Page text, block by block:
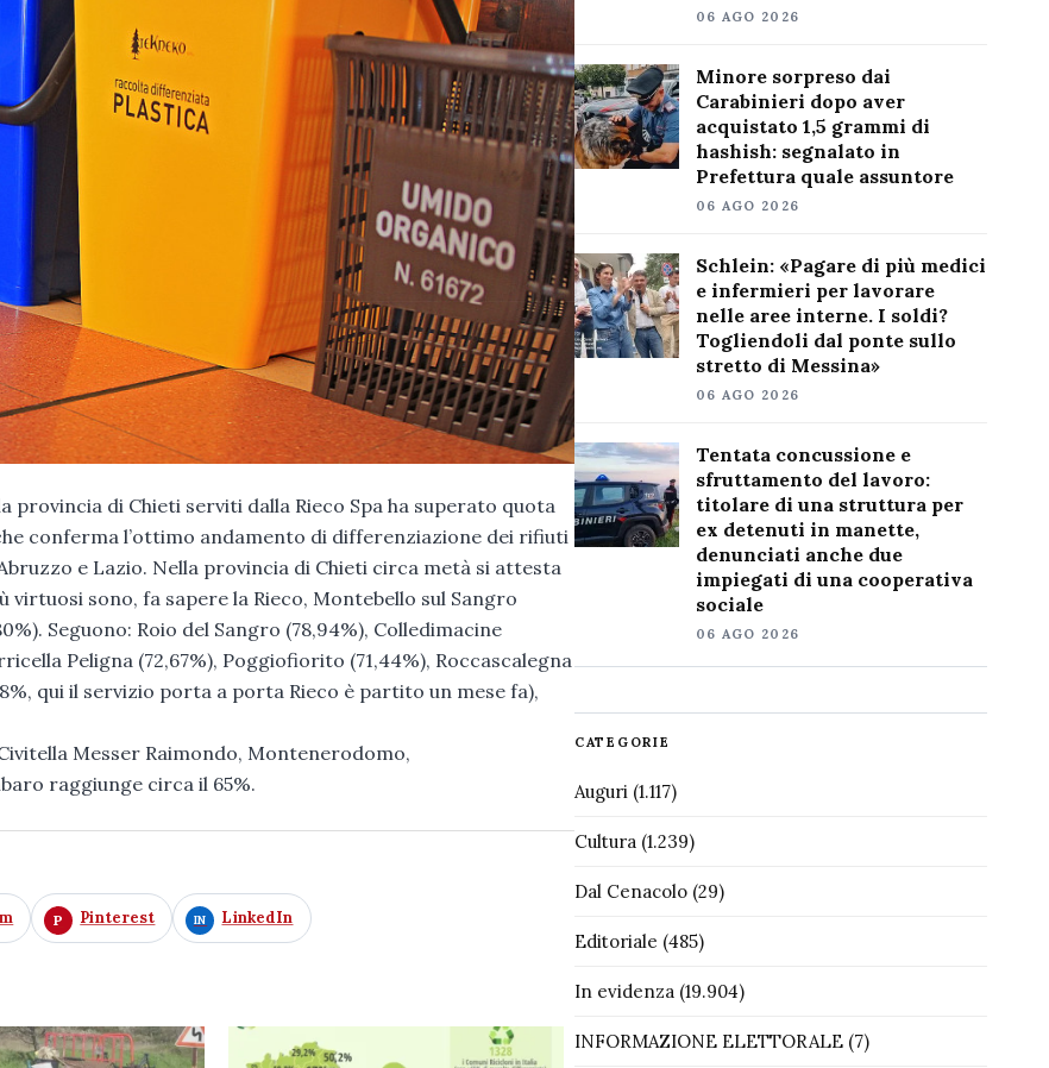
provincia di Chieti serviti dalla Rieco Spa ha superato quota
conferma l’ottimo andamento di differenziazione dei rifiuti
e Lazio. Nella provincia di Chieti circa metà si attesta
sono, fa sapere la Rieco, Montebello sul Sangro
Seguono: Roio del Sangro (78,94%), Colledimacine
Peligna (72,67%), Poggiofiorito (71,44%), Roccascalegna
qui il servizio porta a porta Rieco è partito un mese fa),
Messer Raimondo, Montenerodomo,
raggiunge circa il 65%.
Pinterest LinkedIn
06 AGO 2026
Minore sorpreso dai
Carabinieri dopo aver
acquistato 1,5 grammi di
hashish: segnalato in
Prefettura quale assuntore
06 AGO 2026
Schlein: «Pagare di più medici
e infermieri per lavorare
nelle aree interne. I soldi?
Togliendoli dal ponte sullo
stretto di Messina»
06 AGO 2026
Tentata concussione e
sfruttamento del lavoro:
titolare di una struttura per
ex detenuti in manette,
denunciati anche due
impiegati di una cooperativa
sociale
06 AGO 2026
CATEGORIE
Auguri(1.117)
Cultura(1.239)
Dal Cenacolo(29)
Editoriale (485)
In evidenza(19.904)
INFORMAZIONE ELETTORALE(7)